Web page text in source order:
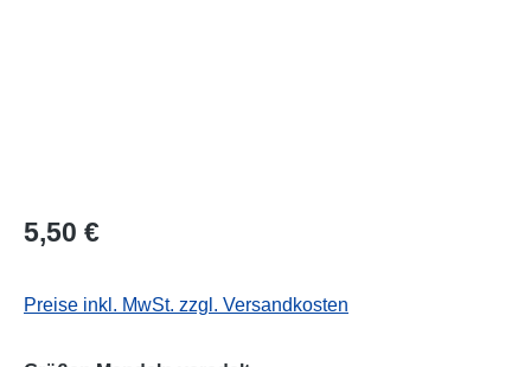
Regulärer Preis:
5,50 €
Preise inkl. MwSt. zzgl. Versandkosten